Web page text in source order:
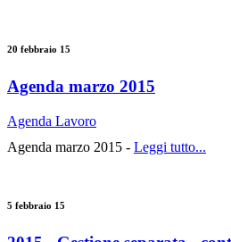
20 febbraio 15
Agenda marzo 2015
Agenda Lavoro
Agenda marzo 2015 - Leggi tutto...
5 febbraio 15